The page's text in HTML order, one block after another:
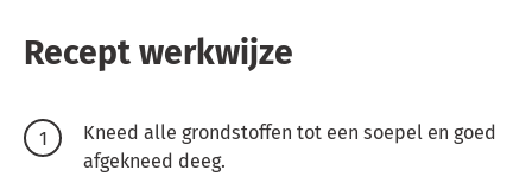
Recept werkwijze
Kneed alle grondstoffen tot een soepel en goed
afgekneed deeg.